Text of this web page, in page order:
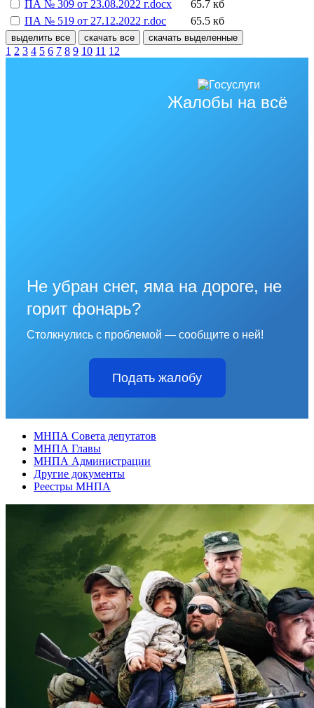
ПА № 309 от 23.08.2022 г.docx
65.7 кб
ПА № 519 от 27.12.2022 г.doc
65.5 кб
выделить все скачать все скачать выделенные
1 2 3 4 5 6 7 8 9 10 11 12
Жалобы на всё
Не убран снег, яма на дороге, не
горит фонарь?
Столкнулись с проблемой — сообщите о ней!
Подать жалобу
МНПА Совета депутатов
МНПА Главы
МНПА Администрации
Другие документы
Реестры МНПА